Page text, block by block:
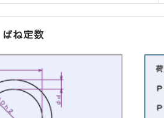
ばね定数